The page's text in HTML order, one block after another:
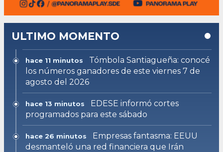
ULTIMO MOMENTO
hace 11 minutos
Tómbola Santiagueña: conocé
los números ganadores de este viernes 7 de
agosto del 2026
hace 13 minutos
EDESE informó cortes
programados para este sábado
hace 26 minutos
Empresas fantasma: EEUU
desmanteló una red financiera que Irán